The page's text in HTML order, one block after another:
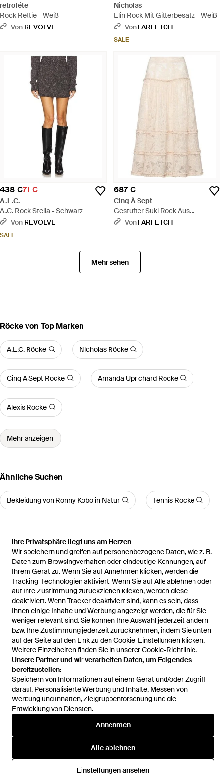
Ihre Privatsphäre liegt uns am Herzen
Wir speichern und greifen auf personenbezogene Daten, wie z. B.
Daten zum Browsingverhalten oder eindeutige Kennungen, auf
Ihrem Gerät zu. Wenn Sie auf Annehmen klicken, werden die
Tracking-Technologien aktiviert. Wenn Sie auf Alle ablehnen oder
auf Ihre Zustimmung zurückziehen klicken, werden diese
deaktiviert. Wenn Tracker deaktiviert sind, kann es sein, dass
Ihnen einige Inhalte und Werbung angezeigt werden, die für Sie
weniger relevant sind. Sie können Ihre Auswahl jederzeit ändern
bzw. Ihre Zustimmung jederzeit zurücknehmen, indem Sie unten
auf der Seite auf den Link zu den Cookie-Einstellungen klicken.
Weitere Einzelheiten finden Sie in unsererCookie-Richtlinie.
Unsere Partner und wir verarbeiten Daten, um Folgendes
bereitzustellen:
Speichern von Informationen auf einem Gerät und/oder Zugriff
darauf. Personalisierte Werbung und Inhalte, Messen von
Werbung und Inhalten, Zielgruppenforschung und die
Entwicklung von Diensten.
Annehmen
Alle ablehnen
Einstellungen ansehen
retroféte
Rock Rettie - Weiß
Von REVOLVE
Nicholas
Elin Rock Mit Gitterbesatz - Weiß
Von FARFETCH
SALE
438 €71 €
A.L.C.
A..C. Rock Stella - Schwarz
Von REVOLVE
SALE
687 €
Cinq À Sept
Gestufter Suki Rock Aus
Blumenspitze - Weiß
Von FARFETCH
Mehr sehen
Röcke von Top Marken
A.L.C. Röcke Nicholas Röcke
Cinq À Sept Röcke Amanda Uprichard Röcke
Alexis Röcke
Mehr anzeigen
Ähnliche Suchen
Bekleidung von Ronny Kobo in Natur Tennis Röcke
Startseite Damen Röcke Ronny Kobo Röcke Rock Alory
Hilfe und Informationen